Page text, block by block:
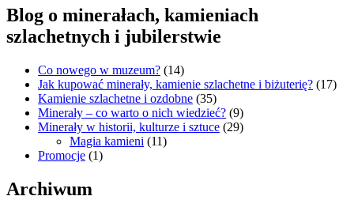
Blog o minerałach, kamieniach
szlachetnych i jubilerstwie
Co nowego w muzeum? (14)
Jak kupować minerały, kamienie szlachetne i biżuterię? (17)
Kamienie szlachetne i ozdobne (35)
Minerały – co warto o nich wiedzieć? (9)
Minerały w historii, kulturze i sztuce (29)
Magia kamieni (11)
Promocje (1)
Archiwum